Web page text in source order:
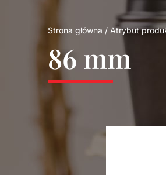
Strona główna / Atrybut
86 mm